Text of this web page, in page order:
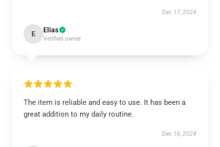
Dec 17, 2024
E Elias
Verified owner
The item is reliable and easy to use. It has been a
great addition to my daily routine.
Dec 16, 2024